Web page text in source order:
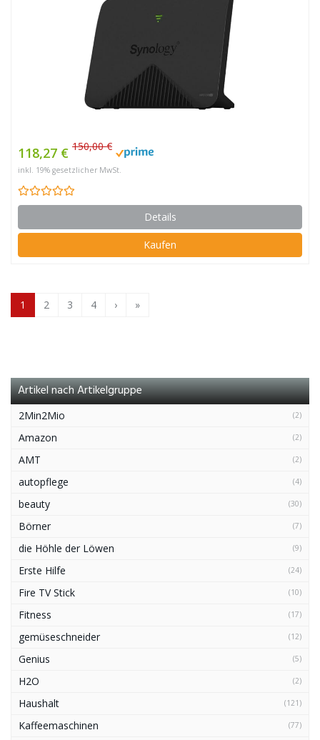
118,27 € 150,00 €
inkl. 19% gesetzlicher MwSt.
Details
Kaufen
1 2 3 4 › »
Artikel nach Artikelgruppe
2Min2Mio (2)
Amazon (2)
AMT (2)
autopflege (4)
beauty (30)
Börner (7)
die Höhle der Löwen (9)
Erste Hilfe (24)
Fire TV Stick (10)
Fitness (17)
gemüseschneider (12)
Genius (5)
H2O (2)
Haushalt (121)
Kaffeemaschinen (77)